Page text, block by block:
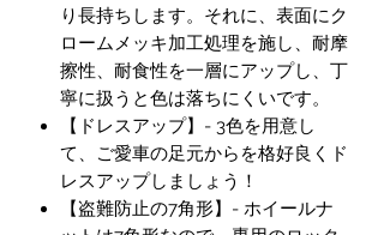
り長持ちします。それに、表面にク
ロームメッキ加工処理を施し、耐摩
擦性、耐食性を一層にアップし、丁
寧に扱うと色は落ちにくいです。
【ドレスアップ】- 3色を用意し
て、ご愛車の足元からを格好良くド
レスアップしましょう！
【盗難防止の7角形】- ホイールナ